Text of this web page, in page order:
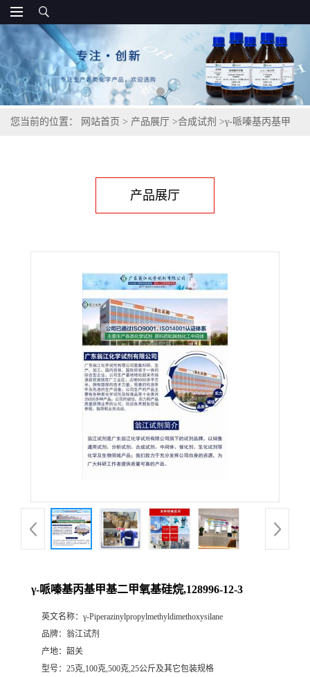
您当前的位置： 网站首页 > 产品展厅 >合成试剂 >γ-哌嗪基丙基甲
产品展厅
γ-哌嗪基丙基甲基二甲氧基硅烷,128996-12-3
英文名称： γ-Piperazinylpropylmethyldimethoxysilane
品牌： 翁江试剂
产地： 韶关
型号： 25克,100克,500克,25公斤及其它包装规格